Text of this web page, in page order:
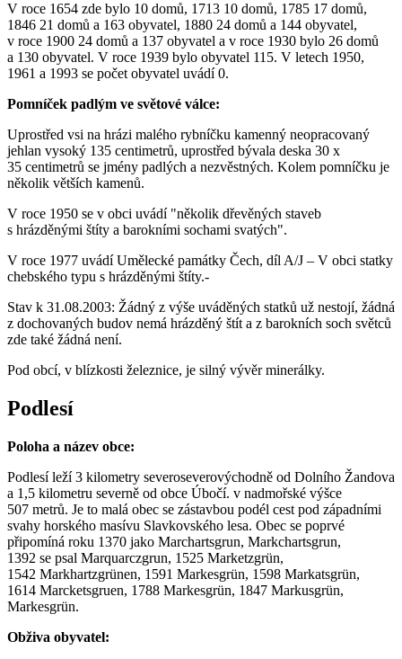
V roce 1654 zde bylo 10 domů, 1713 10 domů, 1785 17 domů,
1846 21 domů a 163 obyvatel, 1880 24 domů a 144 obyvatel,
v roce 1900 24 domů a 137 obyvatel a v roce 1930 bylo 26 domů
a 130 obyvatel. V roce 1939 bylo obyvatel 115. V letech 1950,
1961 a 1993 se počet obyvatel uvádí 0.
Pomníček padlým ve světové válce:
Uprostřed vsi na hrázi malého rybníčku kamenný neopracovaný
jehlan vysoký 135 centimetrů, uprostřed bývala deska 30 x
35 centimetrů se jmény padlých a nezvěstných. Kolem pomníčku je
několik větších kamenů.
V roce 1950 se v obci uvádí "několik dřevěných staveb
s hrázděnými štíty a barokními sochami svatých".
V roce 1977 uvádí Umělecké památky Čech, díl A/J – V obci statky
chebského typu s hrázděnými štíty.-
Stav k 31.08.2003: Žádný z výše uváděných statků už nestojí, žádná
z dochovaných budov nemá hrázděný štít a z barokních soch světců
zde také žádná není.
Pod obcí, v blízkosti železnice, je silný vývěr minerálky.
Podlesí
Poloha a název obce:
Podlesí leží 3 kilometry severoseverovýchodně od Dolního Žandova
a 1,5 kilometru severně od obce Úbočí. v nadmořské výšce
507 metrů. Je to malá obec se zástavbou podél cest pod západními
svahy horského masívu Slavkovského lesa. Obec se poprvé
připomíná roku 1370 jako Marchartsgrun, Markchartsgrun,
1392 se psal Marquarczgrun, 1525 Marketzgrün,
1542 Markhartzgrünen, 1591 Markesgrün, 1598 Markatsgrün,
1614 Marcketsgruen, 1788 Markesgrün, 1847 Markusgrün,
Markesgrün.
Obživa obyvatel: